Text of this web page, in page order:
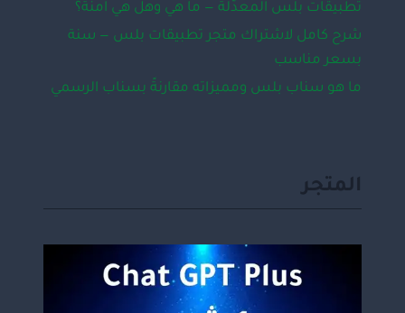
تطبيقات بلس المعدّلة — ما هي وهل هي آمنة؟
شرح كامل لاشتراك متجر تطبيقات بلس — سنة
بسعر مناسب
ما هو سناب بلس ومميزاته مقارنةً بسناب الرسمي
المتجر